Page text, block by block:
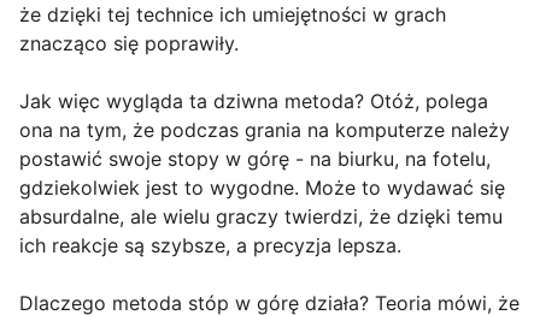
że dzięki tej technice ich umiejętności w grach
znacząco się poprawiły.
Jak więc wygląda ta dziwna metoda? Otóż, polega
ona na tym, że podczas grania na komputerze należy
postawić swoje stopy w górę - na biurku, na fotelu,
gdziekolwiek jest to wygodne. Może to wydawać się
absurdalne, ale wielu graczy twierdzi, że dzięki temu
ich reakcje są szybsze, a precyzja lepsza.
Dlaczego metoda stóp w górę działa? Teoria mówi, że